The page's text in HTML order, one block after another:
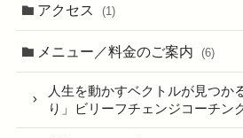
アクセス (1)
メニュー／料金のご案内 (6)
人生を動かすベクトルが見つか
り」ビリーフチェンジコーチン